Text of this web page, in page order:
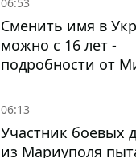
Сменить имя в
можно с 16 лет -
подробности от
06:13
Участник боевых
из Мариуполя